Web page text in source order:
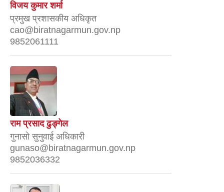
विजय कुमार शर्मा
प्रमुख प्रशासकीय अधिकृत
cao@biratnagarmun.gov.np
9852061111
राम प्रसाद ढुङ्गेल
गुनासो सुनुवाई अधिकारी
gunaso@biratnagarmun.gov.np
9852036332